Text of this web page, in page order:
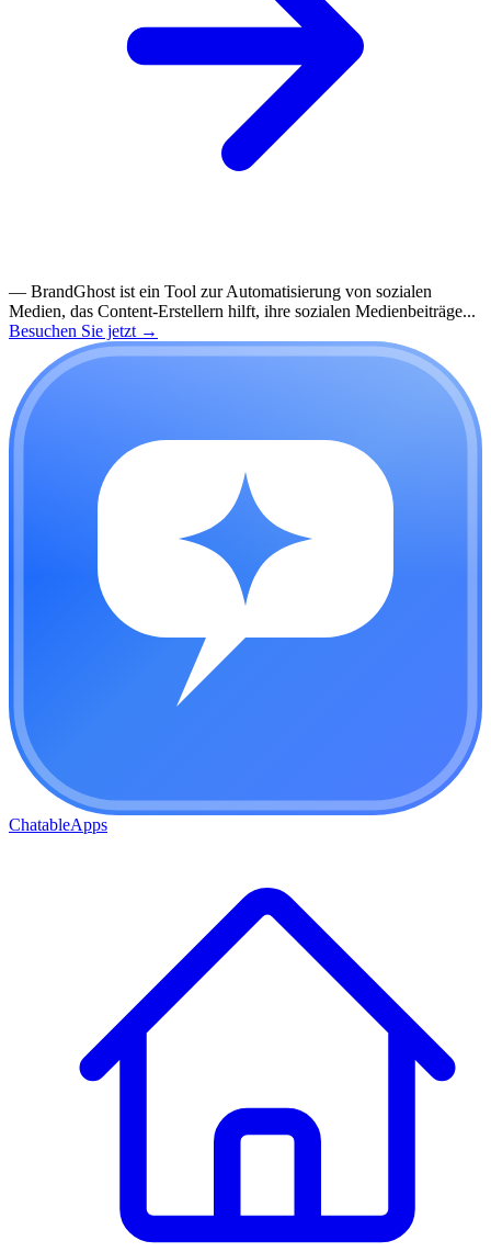
— BrandGhost ist ein Tool zur Automatisierung von sozialen
Medien, das Content-Erstellern hilft, ihre sozialen Medienbeiträge...
Besuchen Sie jetzt →
ChatableApps